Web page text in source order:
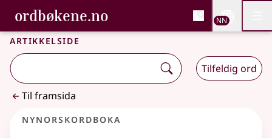
Gå til hovudinnhald
Tilgjenge
ordbøkene.no, Bokmålsordboka og
Bokmålsordboka og Nynorskordboka
NN
Artikkelside
Tilfeldig ord
Til framsida
Nynorskordboka